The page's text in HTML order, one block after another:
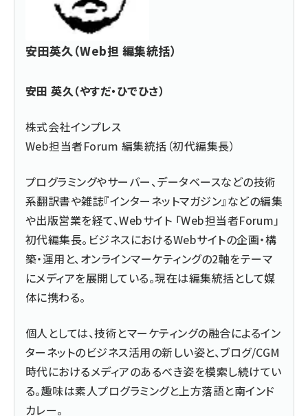
安田英久（Web担 編集統括）
安田 英久（やすだ・ひでひさ）
株式会社インプレス
Web担当者Forum 編集統括（初代編集長）
プログラミングやサーバー、データベースなどの技術
系翻訳書や雑誌『インターネットマガジン』などの編集
や出版営業を経て、Webサイト 「Web担当者Forum」
初代編集長。ビジネスにおけるWebサイトの企画・構
築・運用と、オンラインマーケティングの2軸をテーマ
にメディアを展開している。現在は編集統括として媒
体に携わる。
個人としては、技術とマーケティングの融合によるイン
ターネットのビジネス活用の新しい姿と、ブログ/CGM
時代におけるメディアのあるべき姿を模索し続けてい
る。趣味は素人プログラミングと上方落語と南インド
カレー。